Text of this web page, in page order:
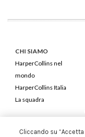
CHI SIAMO
HarperCollins nel
mondo
HarperCollins Italia
La squadra
Cliccando su